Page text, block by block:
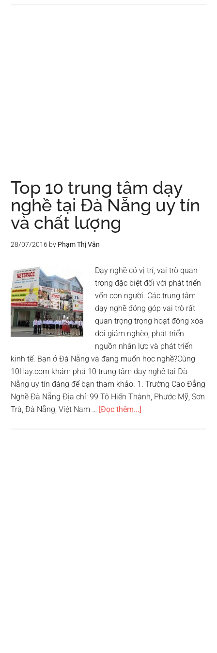
Top 10 trung tâm dạy
nghề tại Đà Nẵng uy tín
và chất lượng
28/07/2016 by Phạm Thị Vân
Dạy nghề có vị trí, vai trò quan
trọng đặc biệt đối với phát triển
vốn con người. Các trung tâm
dạy nghề đóng góp vai trò rất
quan trọng trọng hoạt động xóa
đói giảm nghèo, phát triển
nguồn nhân lực và phát triển
kinh tế. Bạn ở Đà Nẵng và đang muốn học nghề?Cùng
10Hay.com khám phá 10 trung tâm dạy nghề tại Đà
Nẵng uy tín đáng để bạn tham khảo. 1. Trường Cao Đẳng
Nghề Đà Nẵng Địa chỉ: 99 Tô Hiến Thành, Phước Mỹ, Sơn
Trà, Đà Nẵng, Việt Nam … [Đọc thêm...]